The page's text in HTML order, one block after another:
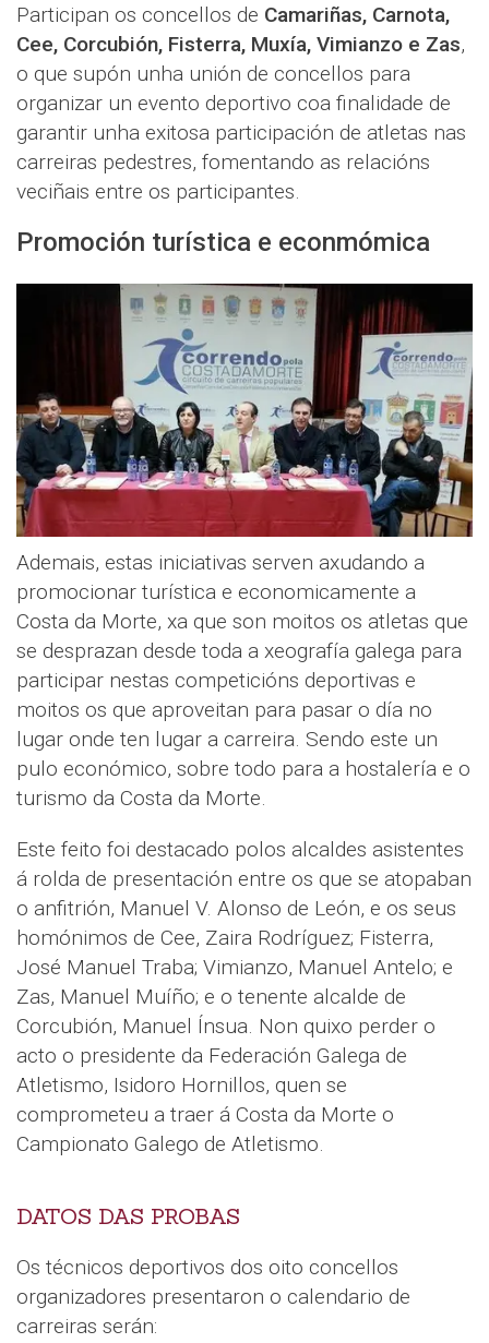
Participan os concellos de Camariñas, Carnota,
Cee, Corcubión, Fisterra, Muxía, Vimianzo e Zas,
o que supón unha unión de concellos para
organizar un evento deportivo coa finalidade de
garantir unha exitosa participación de atletas nas
carreiras pedestres, fomentando as relacións
veciñais entre os participantes.
Promoción turística e econmómica
Ademais, estas iniciativas serven axudando a
promocionar turística e economicamente a
Costa da Morte, xa que son moitos os atletas que
se desprazan desde toda a xeografía galega para
participar nestas competicións deportivas e
moitos os que aproveitan para pasar o día no
lugar onde ten lugar a carreira. Sendo este un
pulo económico, sobre todo para a hostalería e o
turismo da Costa da Morte.
Este feito foi destacado polos alcaldes asistentes
á rolda de presentación entre os que se atopaban
o anfitrión, Manuel V. Alonso de León, e os seus
homónimos de Cee, Zaira Rodríguez; Fisterra,
José Manuel Traba; Vimianzo, Manuel Antelo; e
Zas, Manuel Muíño; e o tenente alcalde de
Corcubión, Manuel Ínsua. Non quixo perder o
acto o presidente da Federación Galega de
Atletismo, Isidoro Hornillos, quen se
comprometeu a traer á Costa da Morte o
Campionato Galego de Atletismo.
DATOS DAS PROBAS
Os técnicos deportivos dos oito concellos
organizadores presentaron o calendario de
carreiras serán: